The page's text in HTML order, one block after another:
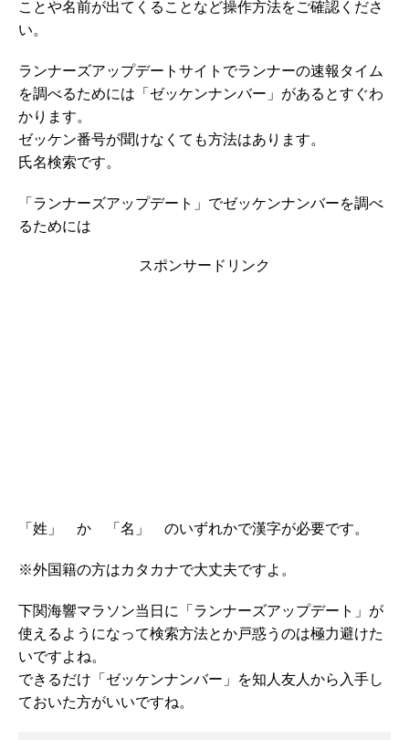
ことや名前が出てくることなど操作方法をご確認くださ
い。
ランナーズアップデートサイトでランナーの速報タイム
を調べるためには「ゼッケンナンバー」があるとすぐわ
かります。
ゼッケン番号が聞けなくても方法はあります。
氏名検索です。
「ランナーズアップデート」でゼッケンナンバーを調べ
るためには
スポンサードリンク
「姓」 か 「名」 のいずれかで漢字が必要です。
※外国籍の方はカタカナで大丈夫ですよ。
下関海響マラソン当日に「ランナーズアップデート」が
使えるようになって検索方法とか戸惑うのは極力避けた
いですよね。
できるだけ「ゼッケンナンバー」を知人友人から入手し
ておいた方がいいですね。